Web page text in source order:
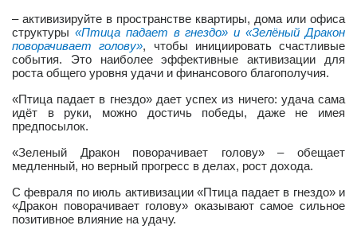
– активизируйте в пространстве квартиры, дома или офиса
структуры «Птица падает в гнездо» и «Зелёный Дракон
поворачивает голову», чтобы инициировать счастливые
события. Это наиболее эффективные активизации для
роста общего уровня удачи и финансового благополучия.
«Птица падает в гнездо» дает успех из ничего: удача сама
идёт в руки, можно достичь победы, даже не имея
предпосылок.
«Зеленый Дракон поворачивает голову» – обещает
медленный, но верный прогресс в делах, рост дохода.
С февраля по июль активизации «Птица падает в гнездо» и
«Дракон поворачивает голову» оказывают самое сильное
позитивное влияние на удачу.